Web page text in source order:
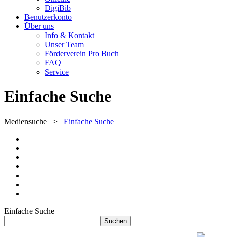
DigiBib
Benutzerkonto
Über uns
Info & Kontakt
Unser Team
Förderverein Pro Buch
FAQ
Service
Einfache Suche
Mediensuche > Einfache Suche
Einfache Suche